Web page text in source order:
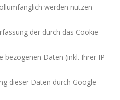
werden nutzen
der durch das Cookie
bezogenen Daten (inkl. Ihrer IP-
dieser Daten durch Google